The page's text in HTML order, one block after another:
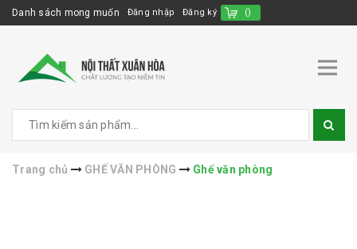
Danh sách mong muốn Đăng nhập Đăng ký ()
Trang chủ GHẾ VĂN PHÒNG Ghế văn phòng